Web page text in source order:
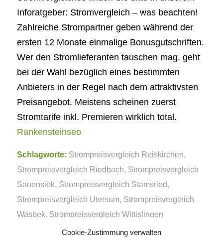
Cookie-Zustimmung verwalten
Inforatgeber: Stromvergleich – was beachten!
Zahlreiche Strompartner geben während der
ersten 12 Monate einmalige Bonusgutschriften.
Wer den Stromlieferanten tauschen mag, geht
bei der Wahl bezüglich eines bestimmten
Anbieters in der Regel nach dem attraktivsten
Preisangebot. Meistens scheinen zuerst
Stromtarife inkl. Premieren wirklich total.
Rankensteinseo
Schlagworte: Strompreisvergleich Reiskirchen,
Strompreisvergleich Riedbach, Strompreisvergleich
Sauensiek, Strompreisvergleich Stamsried,
Strompreisvergleich Utersum, Strompreisvergleich
Wasbek, Strompreisvergleich Wittislingen